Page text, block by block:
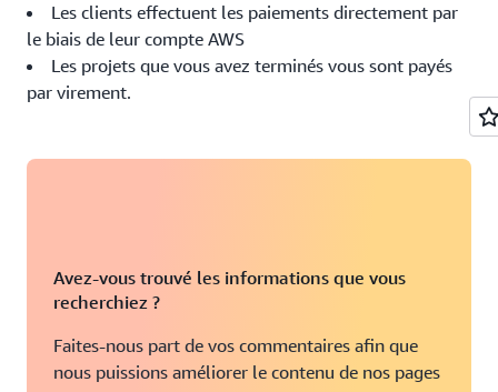
Les clients effectuent les paiements directement par
le biais de leur compte AWS
Les projets que vous avez terminés vous sont payés
par virement.
Avez-vous trouvé les informations que vous
recherchiez ?
Faites-nous part de vos commentaires afin que
nous puissions améliorer le contenu de nos pages